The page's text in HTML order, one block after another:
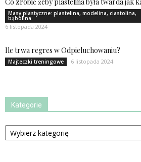
Co zrobić żeby plastelina była twarda jak
Masy plastyczne: plastelina, modelina, ciastolina,
bąbolina
6 listopada 2024
Ile trwa regres w Odpieluchowaniu?
Majteczki treningowe 6 listopada 2024
Kategorie
Kategorie